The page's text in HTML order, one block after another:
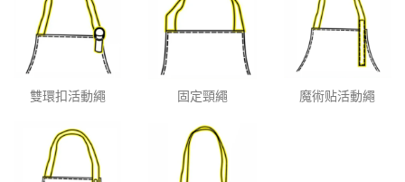
雙環扣活動繩 固定頸繩 魔術贴活動繩